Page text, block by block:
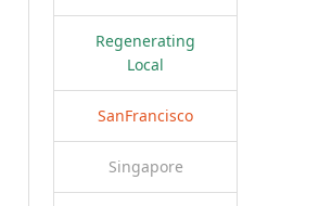
Regenerating
Local
SanFrancisco
Singapore